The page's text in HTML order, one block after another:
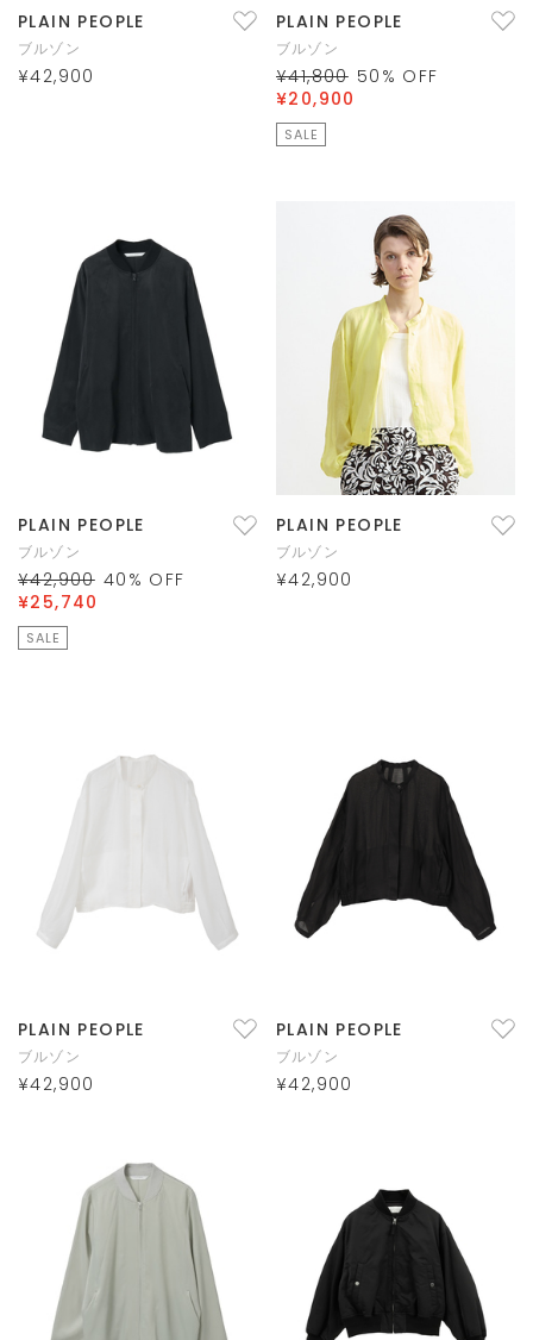
PLAIN PEOPLE
ブルゾン
¥42,900
PLAIN PEOPLE
ブルゾン
¥41,800 50 % OFF
¥20,900
SALE
PLAIN PEOPLE
ブルゾン
¥42,900 40 % OFF
¥25,740
SALE
PLAIN PEOPLE
ブルゾン
¥42,900
PLAIN PEOPLE
ブルゾン
¥42,900
PLAIN PEOPLE
ブルゾン
¥42,900